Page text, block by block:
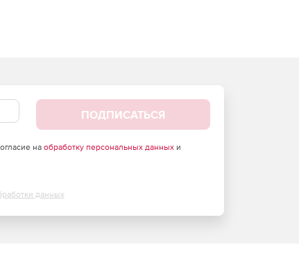
ПОДПИСАТЬСЯ
на обработку персональных данныхи
данных